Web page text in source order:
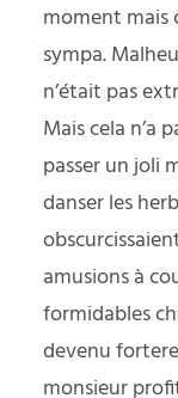
moment mais
sympa.
n’était pas
Mais cela n’a
passer un joli
danser les
amusions à
formidables
devenu
monsieur